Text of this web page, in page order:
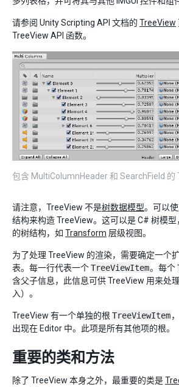
请参阅 Unity Scripting API 文档的 TreeView
TreeView API 函数。
包含 MultiColumnHeader 和 SearchField 的
请注意，TreeView 不是树数据模型。可以
结构来构造 TreeView。这可以是 C# 树模
的树结构，如 Transform 层级视图。
为了处理 TreeView 的渲染，需要确定一个
表。每一行代表一个TreeViewItem。每个
含父子信息，此信息可供 TreeView 用来处
入）。
TreeView 有一个单独的根 TreeViewItem
出现在 Editor 中。此项是所有其他项的根。
重要的类和方法
除了 TreeView 本身之外，最重要的类是